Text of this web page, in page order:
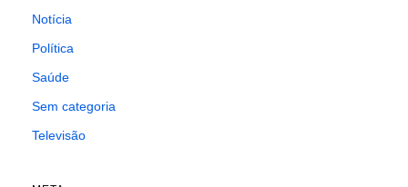
Notícia
Política
Saúde
Sem categoria
Televisão